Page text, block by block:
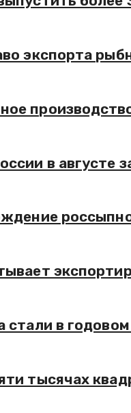
экспорта
в августе
стали в
тысячах